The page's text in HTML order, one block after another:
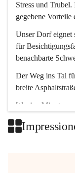
Stress und
gegebene Vorteile
Unser Dorf eignet
für
benachbarte
Der Weg ins Tal
breite
Wenige Minuten